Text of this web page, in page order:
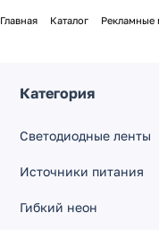
Главная Каталог Рекламные
Категория
Светодиодные ленты
Источники питания
Гибкий неон